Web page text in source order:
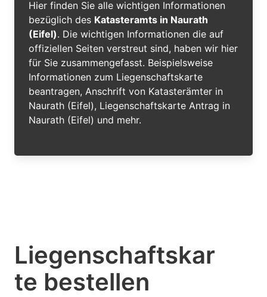
Hier finden Sie alle wichtigen Informationen
bezüglich des Katasteramts in Naurath
(Eifel). Die wichtigen Informationen die auf
offiziellen Seiten verstreut sind, haben wir hier
für Sie zusammengefasst. Beispielsweise
Informationen zum Liegenschaftskarte
beantragen, Anschrift von Katasterämter in
Naurath (Eifel), Liegenschaftskarte Antrag in
Naurath (Eifel) und mehr.
Liegenschaftskar
te bestellen